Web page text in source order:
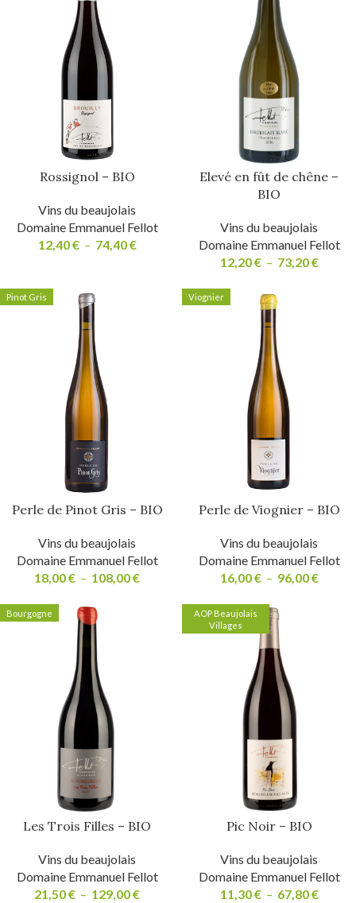
Rossignol – BIO
Vins du beaujolais
Domaine Emmanuel Fellot
12,40€ – 74,40€
Elevé en fût de chêne –
BIO
Vins du beaujolais
Domaine Emmanuel Fellot
12,20€ – 73,20€
Pinot Gris
Perle de Pinot Gris – BIO
Vins du beaujolais
Domaine Emmanuel Fellot
18,00€ – 108,00€
Viognier
Perle de Viognier – BIO
Vins du beaujolais
Domaine Emmanuel Fellot
16,00€ – 96,00€
Bourgogne
Les Trois Filles – BIO
Vins du beaujolais
Domaine Emmanuel Fellot
21,50€ – 129,00€
AOP Beaujolais
Villages
Pic Noir – BIO
Vins du beaujolais
Domaine Emmanuel Fellot
11,30€ – 67,80€